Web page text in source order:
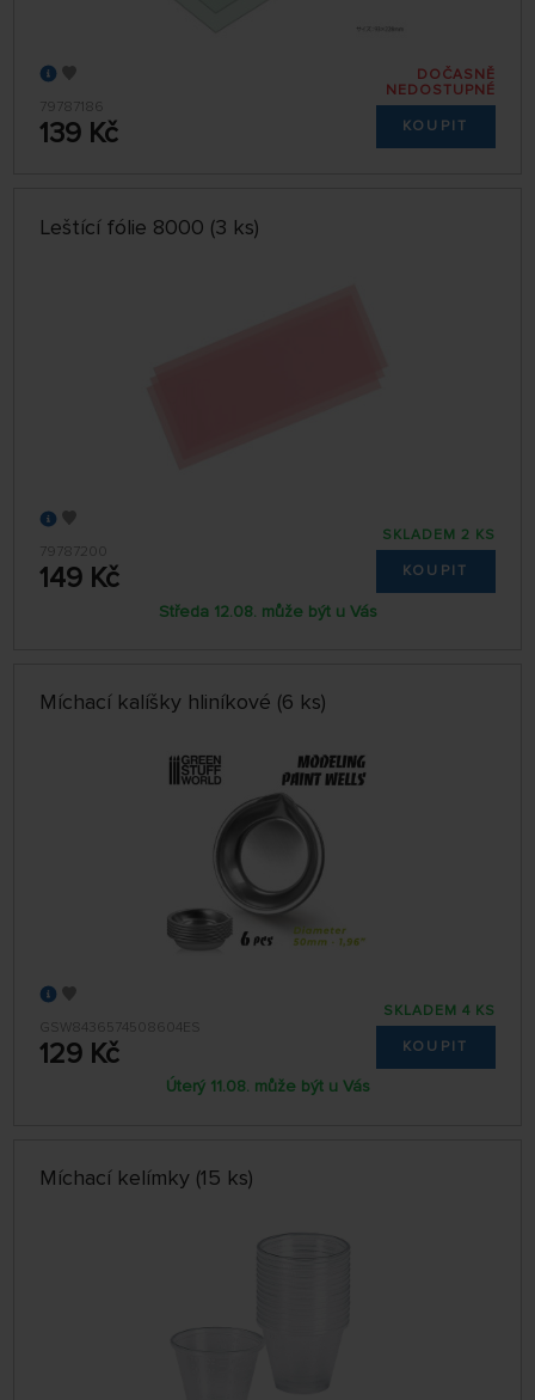
79787186
139 Kč
DOČASNĚ
NEDOSTUPNÉ
KOUPIT
Leštící fólie 8000 (3 ks)
79787200
149 Kč
SKLADEM 2 KS
KOUPIT
Středa 12.08. může být u Vás
Míchací kalíšky hliníkové (6 ks)
GSW8436574508604ES
129 Kč
SKLADEM 4 KS
KOUPIT
Úterý 11.08. může být u Vás
Míchací kelímky (15 ks)